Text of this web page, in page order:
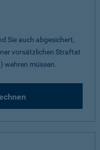
Sie auch abgesichert,
vorsätzlichen Straftat
wehren müssen.